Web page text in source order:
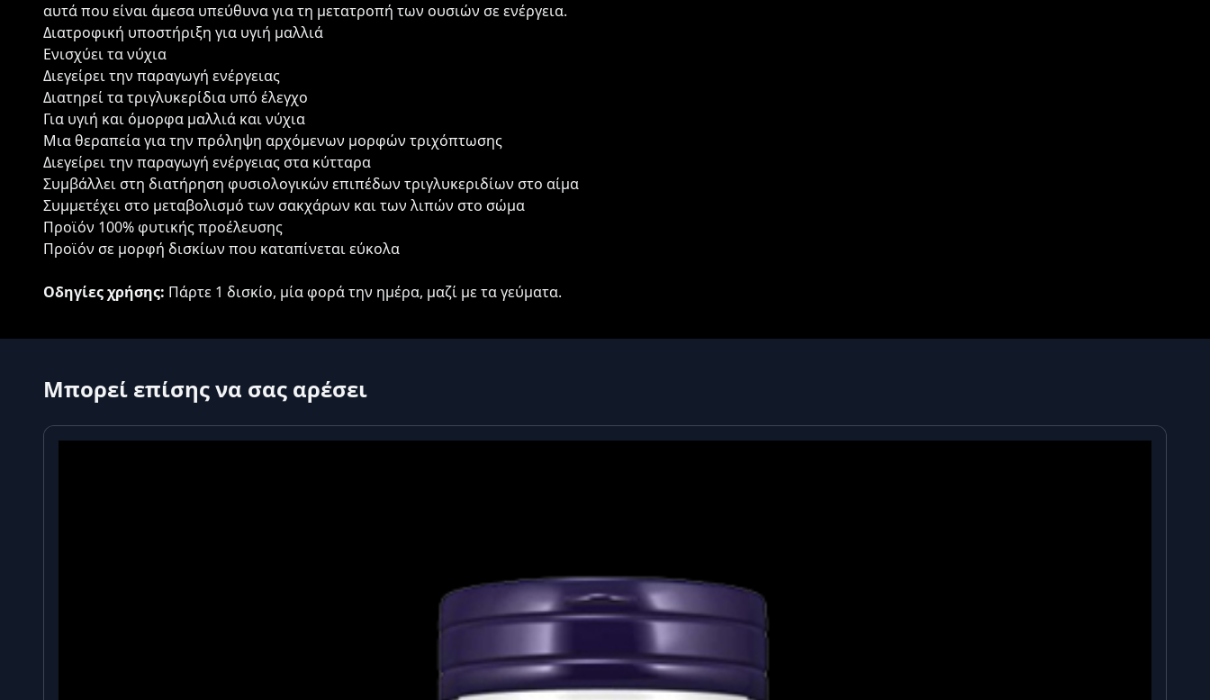
αυτά που είναι άμεσα υπεύθυνα για τη μετατροπή των ουσιών σε ενέργεια.
Διατροφική υποστήριξη για υγιή μαλλιά
Ενισχύει τα νύχια
Διεγείρει την παραγωγή ενέργειας
Διατηρεί τα τριγλυκερίδια υπό έλεγχο
Για υγιή και όμορφα μαλλιά και νύχια
Μια θεραπεία για την πρόληψη αρχόμενων μορφών τριχόπτωσης
Διεγείρει την παραγωγή ενέργειας στα κύτταρα
Συμβάλλει στη διατήρηση φυσιολογικών επιπέδων τριγλυκεριδίων στο αίμα
Συμμετέχει στο μεταβολισμό των σακχάρων και των λιπών στο σώμα
Προϊόν 100% φυτικής προέλευσης
Προϊόν σε μορφή δισκίων που καταπίνεται εύκολα
Οδηγίες χρήσης: Πάρτε 1 δισκίο, μία φορά την ημέρα, μαζί με τα γεύματα.
Μπορεί επίσης να σας αρέσει